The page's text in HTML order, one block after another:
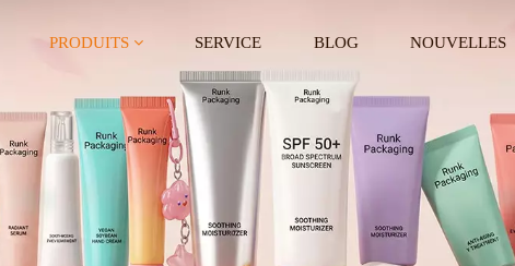
PRODUITS SERVICE BLOG NOUVELLES